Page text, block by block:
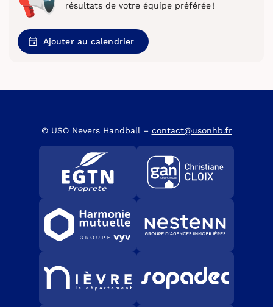
résultats de votre équipe préférée !
Ajouter au calendrier
© USO Nevers Handball – contact@usonhb.fr